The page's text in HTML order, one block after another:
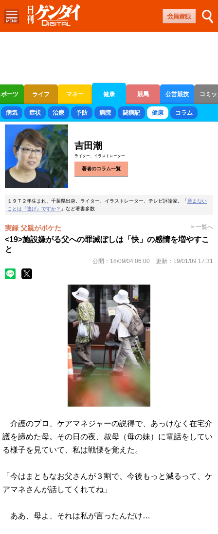
ーツ ライフ マネー 健康 競馬 公営競技 コミ
ボートレース 競輪 オートレース
病気 症状 治療 予防 病院 闘病記 健康 コラム
吉田潮
ライター、イラストレーター
著者のコラム一覧
１９７２年生まれ、千葉県出身。ライター、イラストレーター、テレビ評論家。「産まない
ことは『逃げ』ですか？ 」など著書多数
実録 父親がボケた > 一覧へ
<19>施設嫌がる父への罪滅ぼしは「快」の感情を増やすこ
と
公開： 18/09/04 06:00 更新： 19/01/09 17:31
介護のプロ、ケアマネジャーの説得で、あっけなく在宅介
護を諦めた母。その日の夜、叔母（母の妹）に電話をしてい
る様子を見ていて、私は戦慄を覚えた。
「今はまともなお父さんが３割で、今後もっと減るって、ケ
アマネさんが話してくれてね」
ああ、母よ、それは私が言ったんだけ…